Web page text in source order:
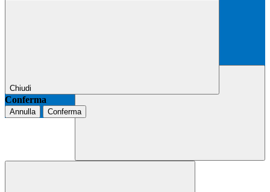
Chiudi
Conferma
Annulla Conferma